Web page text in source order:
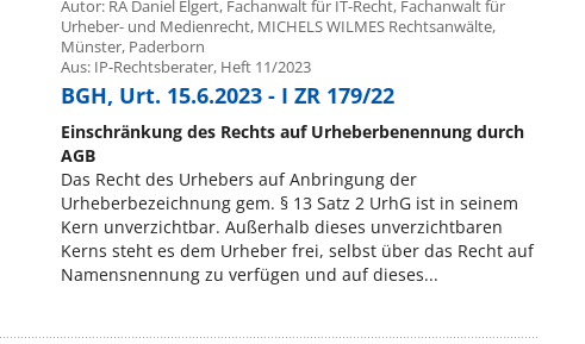
Autor: RA Daniel Elgert, Fachanwalt für IT-Recht, Fachanwalt für
Urheber- und Medienrecht, MICHELS WILMES Rechtsanwälte,
Münster, Paderborn
Aus: IP-Rechtsberater, Heft 11/2023
BGH, Urt. 15.6.2023 - I ZR 179/22
Einschränkung des Rechts auf Urheberbenennung durch
AGB
Das Recht des Urhebers auf Anbringung der
Urheberbezeichnung gem. § 13 Satz 2 UrhG ist in seinem
Kern unverzichtbar. Außerhalb dieses unverzichtbaren
Kerns steht es dem Urheber frei, selbst über das Recht auf
Namensnennung zu verfügen und auf dieses...